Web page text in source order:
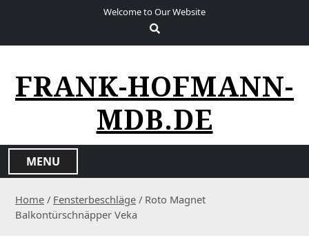
Welcome to Our Website
FRANK-HOFMANN-
MDB.DE
MENU
Home / Fensterbeschläge / Roto Magnet
Balkontürschnäpper Veka